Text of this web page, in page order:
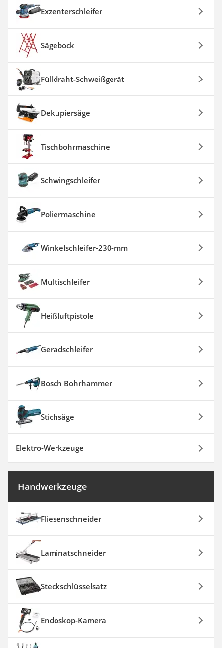
Exzenterschleifer
Sägebock
Fülldraht-Schweißgerät
Dekupiersäge
Tischbohrmaschine
Schwingschleifer
Poliermaschine
Winkelschleifer-230-mm
Multischleifer
Heißluftpistole
Geradschleifer
Bosch Bohrhammer
Stichsäge
Elektro-Werkzeuge
Handwerkzeuge
Fliesenschneider
Laminatschneider
Steckschlüsselsatz
Endoskop-Kamera